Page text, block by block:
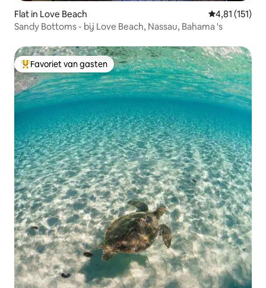
Flat in Love Beach Gemiddelde
4,81 (151)
Sandy Bottoms - bij Love Beach, Nassau, Bahama 's
Topfavoriet van gasten
Favoriet van gasten